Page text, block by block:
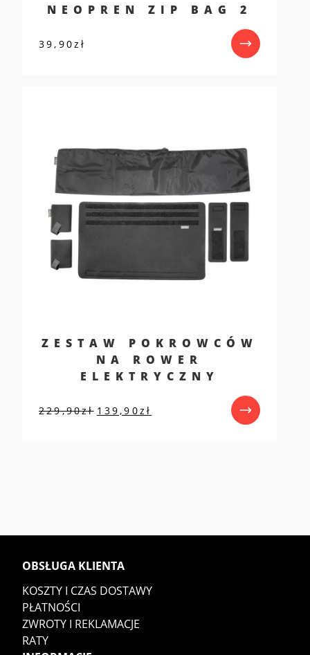
NEOPREN ZIP BAG 2
39,90zł
ZESTAW POKROWCÓW
NA ROWER
ELEKTRYCZNY
229,90zł Pierwotna
139,90zł
OBSŁUGA KLIENTA
KOSZTY I CZAS DOSTAWY
PŁATNOŚCI
ZWROTY I REKLAMACJE
RATY